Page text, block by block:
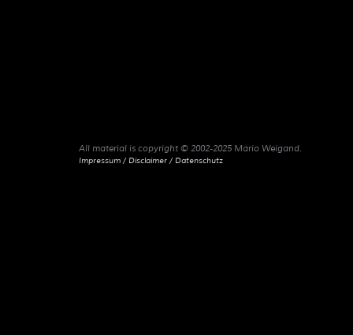
All material is copyright © 2002-2025 Mario Weigand.
Impressum / Disclaimer / Datenschutz